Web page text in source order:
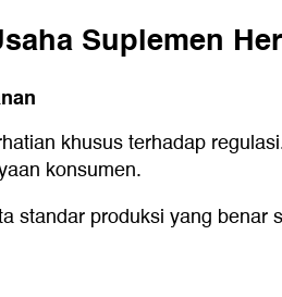
Suplemen
khusus terhadap
konsumen.
standar produksi yang